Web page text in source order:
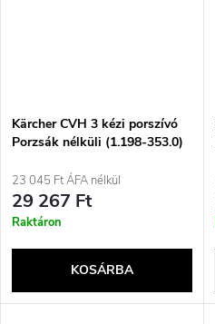
Kärcher CVH 3 kézi porszívó
Porzsák nélküli (1.198-353.0)
23 045 Ft ÁFA nélkül
29 267 Ft
Raktáron
KOSÁRBA